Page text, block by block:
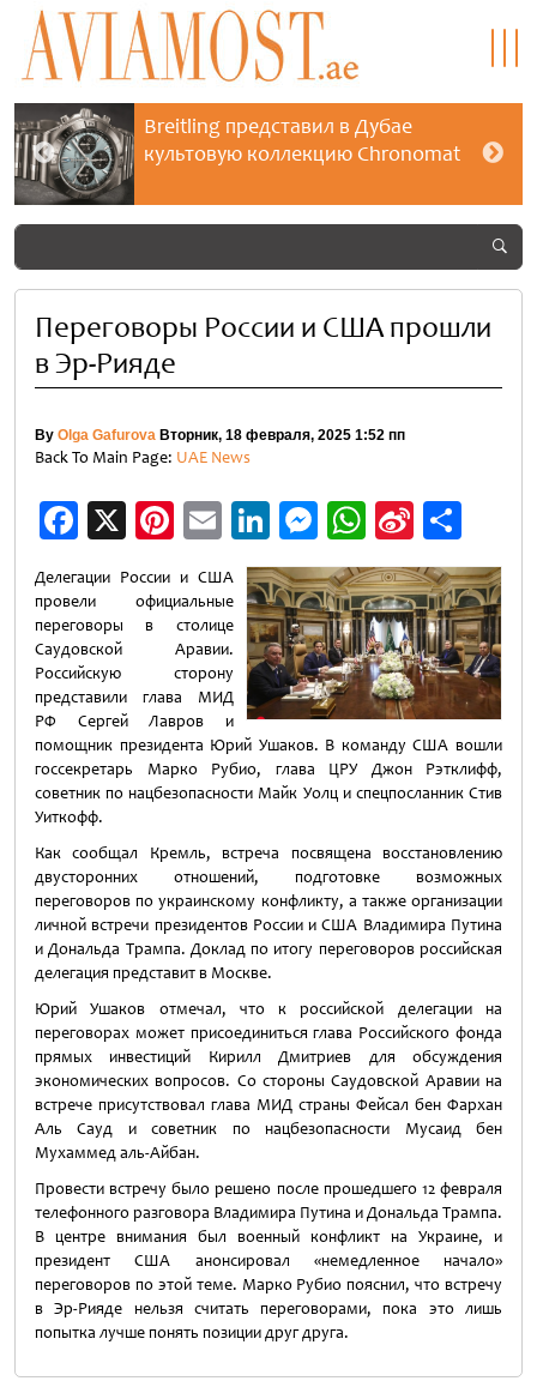
Breitling представил в Дубае
культовую коллекцию Chronomat
Переговоры России и США прошли
в Эр-Рияде
By Olga Gafurova Вторник, 18 февраля, 2025 1:52 пп
Back To Main Page: UAE News
Facebook
X Pinterest
EmailLinkedIn
Messenger
WhatsApp
Sina
Weibo
Делегации России и США
провели официальные
переговоры в столице
Саудовской Аравии.
Российскую сторону
представили глава МИД
РФ Сергей Лавров и
помощник президента Юрий Ушаков. В команду США вошли
госсекретарь Марко Рубио, глава ЦРУ Джон Рэтклифф,
советник по нацбезопасности Майк Уолц и спецпосланник Стив
Уиткофф.
Как сообщал Кремль, встреча посвящена восстановлению
двусторонних отношений, подготовке возможных
переговоров по украинскому конфликту, а также организации
личной встречи президентов России и США Владимира Путина
и Дональда Трампа. Доклад по итогу переговоров российская
делегация представит в Москве.
Юрий Ушаков отмечал, что к российской делегации на
переговорах может присоединиться глава Российского фонда
прямых инвестиций Кирилл Дмитриев для обсуждения
экономических вопросов. Со стороны Саудовской Аравии на
встрече присутствовал глава МИД страны Фейсал бен Фархан
Аль Сауд и советник по нацбезопасности Мусаид бен
Мухаммед аль-Айбан.
Провести встречу было решено после прошедшего 12 февраля
телефонного разговора Владимира Путина и Дональда Трампа.
В центре внимания был военный конфликт на Украине, и
президент США анонсировал «немедленное начало»
переговоров по этой теме. Марко Рубио пояснил, что встречу
в Эр-Рияде нельзя считать переговорами, пока это лишь
попытка лучше понять позиции друг друга.